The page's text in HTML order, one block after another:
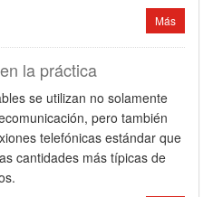
Más
la práctica
se utilizan no solamente
pero también
telefónicas estándar que
cantidades más típicas de